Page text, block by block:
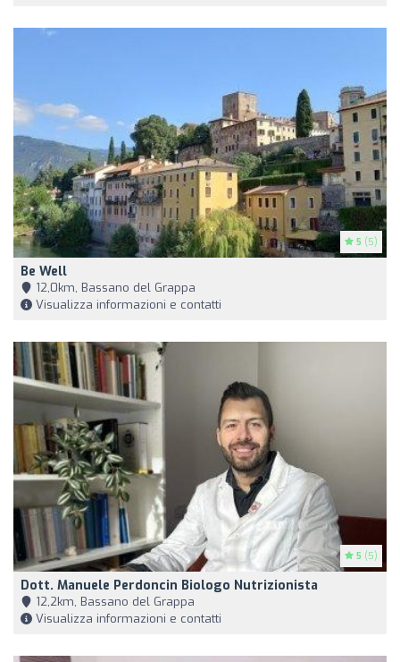
5 (5)
Be Well
12,0km, Bassano del Grappa
Visualizza informazioni e contatti
5 (5)
Dott. Manuele Perdoncin Biologo Nutrizionista
12,2km, Bassano del Grappa
Visualizza informazioni e contatti